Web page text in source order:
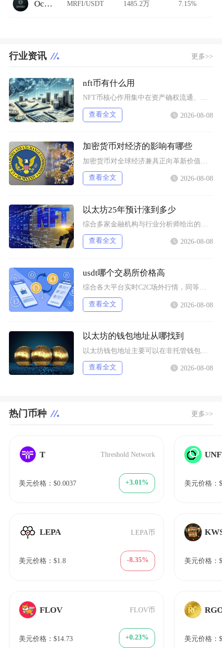
Ocnex MRFI/USDT 1485.2万 7.15%
行业资讯 更多>>
nft币有什么用
NFT币核心作用集中在资产确权流通、生态权益兑现、金融抵押套利、身份凭证认证四大方向，既是
查看全文 2026-08-08
加密货币对经济的影响有哪些
查看全文 2026-08-08
以太坊25年预计涨到多少
查看全文 2026-08-08
usdt哪个交易所价格高
综合各大平台实时C2C场外行情，同等支付渠道下Bybit场内场外USDT卖出报价长期高于其
查看全文 2026-08-08
以太坊的钱包地址从哪找到
查看全文 2026-08-08
热门币种 更多>>
T Threshold Network
美元价格：$0.0037 +3.01%
LEPA LEPA币
美元价格：$1.8 -8.35%
FLOV FLOV币
美元价格：$14.73 +0.23%
美元价格：
美元价格：
美元价格：